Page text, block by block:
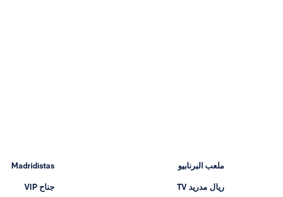
ملعب البرنابيو
ريال مدريد TV
Madridistas
جناح VIP